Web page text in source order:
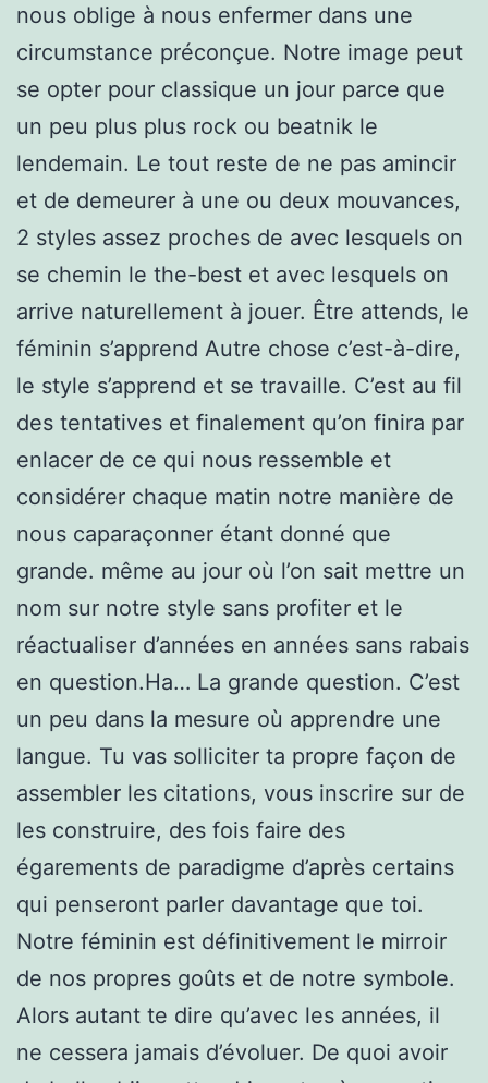
nous oblige à nous enfermer dans une
circumstance préconçue. Notre image peut
se opter pour classique un jour parce que
un peu plus plus rock ou beatnik le
lendemain. Le tout reste de ne pas amincir
et de demeurer à une ou deux mouvances,
2 styles assez proches de avec lesquels on
se chemin le the-best et avec lesquels on
arrive naturellement à jouer. Être attends, le
féminin s’apprend Autre chose c’est-à-dire,
le style s’apprend et se travaille. C’est au fil
des tentatives et finalement qu’on finira par
enlacer de ce qui nous ressemble et
considérer chaque matin notre manière de
nous caparaçonner étant donné que
grande. même au jour où l’on sait mettre un
nom sur notre style sans profiter et le
réactualiser d’années en années sans rabais
en question.Ha… La grande question. C’est
un peu dans la mesure où apprendre une
langue. Tu vas solliciter ta propre façon de
assembler les citations, vous inscrire sur de
les construire, des fois faire des
égarements de paradigme d’après certains
qui penseront parler davantage que toi.
Notre féminin est définitivement le mirroir
de nos propres goûts et de notre symbole.
Alors autant te dire qu’avec les années, il
ne cessera jamais d’évoluer. De quoi avoir